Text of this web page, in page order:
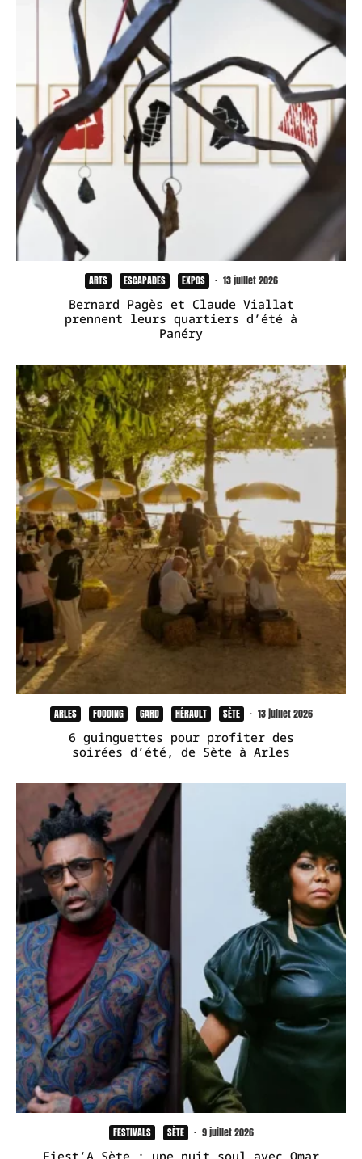
ARTS ESCAPADES EXPOS · 13 juillet 2026
Bernard Pagès et Claude Viallat
prennent leurs quartiers d’été à
Panéry
ARLES FOODING GARD HÉRAULT SÈTE · 13 juillet 2026
6 guinguettes pour profiter des
soirées d’été, de Sète à Arles
FESTIVALS SÈTE · 9 juillet 2026
Fiest’A Sète : une nuit soul avec Omar